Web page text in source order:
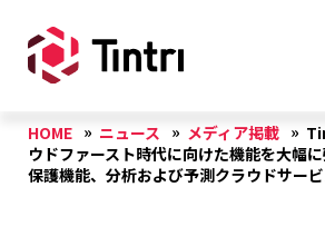
HOME ニュース メディア掲載
ウドファースト時代に向けた機能を大幅
保護機能、分析および予測クラウドサー